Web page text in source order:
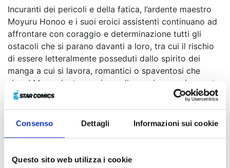
Consenso Dettagli Informazioni sui cookie
Questo sito web utilizza i cookie
Incuranti dei pericoli e della fatica, l’ardente maestro
Moyuru Honoo e i suoi eroici assistenti continuano ad
affrontare con coraggio e determinazione tutti gli
ostacoli che si parano davanti a loro, tra cui il rischio
di essere letteralmente posseduti dallo spirito dei
manga a cui si lavora, romantici o spaventosi che
siano! Ma anche trovarsi a realizzare improvvisamente
i propri sogni può rivelarsi deleterio... Tra colleghi
problematici, robot da collezione, spettacoli di
supereroi in costume e le onnipresenti scadenze da